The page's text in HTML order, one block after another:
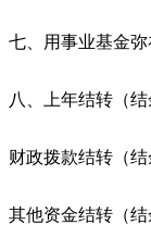
七、用事业基金
八、上年结转（结
财政拨款结转（结
其他资金结转（结